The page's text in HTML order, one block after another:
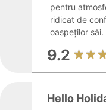
pentru
ridicat de
oaspeților
9.2
Hello